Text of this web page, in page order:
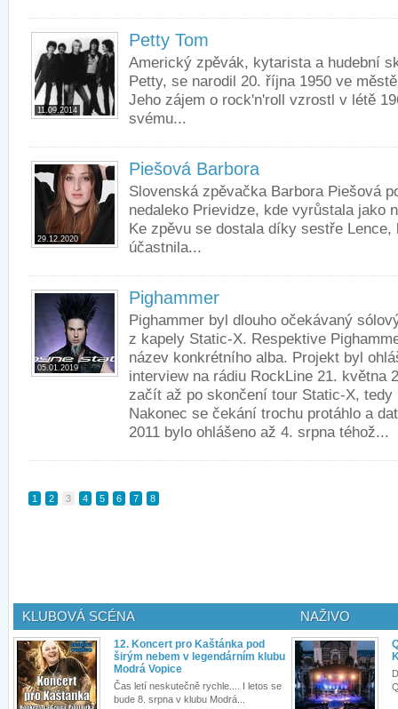
11.09.2014
Petty Tom
Americký zpěvák, kytarista a hudební
Petty, se narodil 20. října 1950 ve
Jeho zájem o rock'n'roll vzrostl v létě
svému...
29.12.2020
Piešová Barbora
Slovenská zpěvačka Barbora Piešová
nedaleko Prievidze, kde vyrůstala jako
Ke zpěvu se dostala díky sestře
účastnila...
05.01.2019
Pighammer
Pighammer byl dlouho očekávaný
z kapely Static-X. Respektive
název konkrétního alba. Projekt byl
interview na rádiu RockLine 21. května
začít až po skončení tour Static-X, tedy
Nakonec se čekání trochu protáhlo a
2011 bylo ohlášeno až 4. srpna téhož...
1 2 3 4 5 6 7 8
KLUBOVÁ SCÉNA
12. Koncert pro Kaštánka pod
širým nebem v legendárním klubu
Modrá Vopice
Čas letí neskutečně rychle.... I letos se
bude 8. srpna v klubu Modrá...
NAŽIVO